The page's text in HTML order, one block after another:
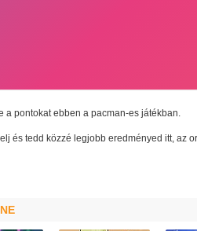
a pontokat ebben a pacman-es játékban.
és tedd közzé legjobb eredményed itt, az